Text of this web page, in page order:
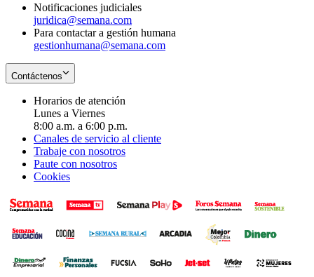
Notificaciones judiciales
juridica@semana.com
Para contactar a gestión humana
gestionhumana@semana.com
Contáctenos
Horarios de atención
Lunes a Viernes
8:00 a.m. a 6:00 p.m.
Canales de servicio al cliente
Trabaje con nosotros
Paute con nosotros
Cookies